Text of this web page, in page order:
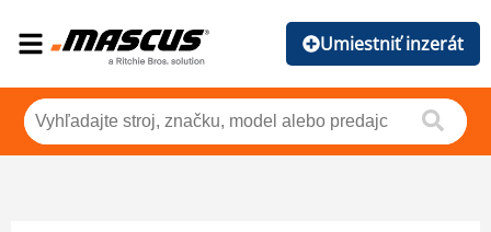
Umiestniť inzerát